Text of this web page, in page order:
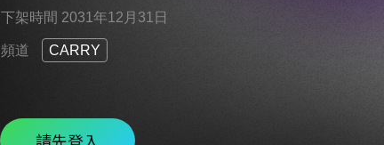
下架時間 2031年12月31日
頻道 CARRY